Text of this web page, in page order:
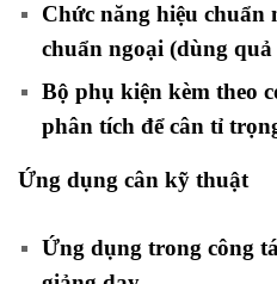
Chức năng hiệu chuẩn
chuẩn ngoại (dùng
Bộ phụ kiện kèm theo
phân tích để cân tỉ
Ứng dụng cân kỹ thuật
Ứng dụng trong công